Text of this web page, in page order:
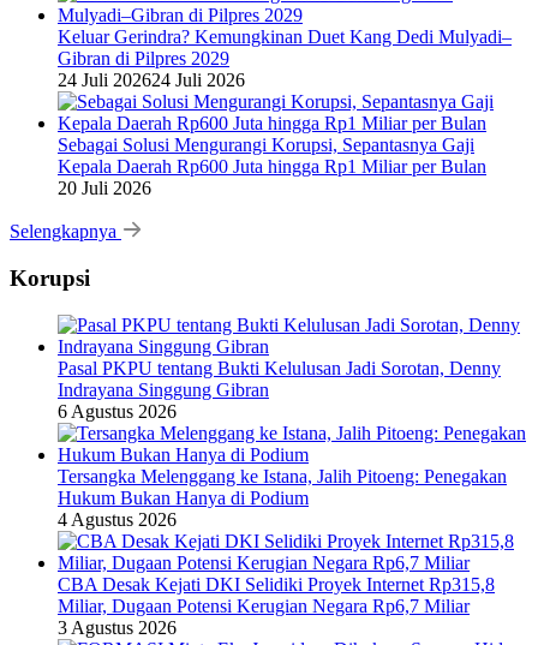
Keluar Gerindra? Kemungkinan Duet Kang Dedi Mulyadi–
Gibran di Pilpres 2029
24 Juli 202624 Juli 2026
Sebagai Solusi Mengurangi Korupsi, Sepantasnya Gaji
Kepala Daerah Rp600 Juta hingga Rp1 Miliar per Bulan
20 Juli 2026
Selengkapnya
Korupsi
Pasal PKPU tentang Bukti Kelulusan Jadi Sorotan, Denny
Indrayana Singgung Gibran
6 Agustus 2026
Tersangka Melenggang ke Istana, Jalih Pitoeng: Penegakan
Hukum Bukan Hanya di Podium
4 Agustus 2026
CBA Desak Kejati DKI Selidiki Proyek Internet Rp315,8
Miliar, Dugaan Potensi Kerugian Negara Rp6,7 Miliar
3 Agustus 2026